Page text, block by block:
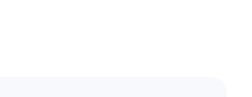
și accesorii din PVC pentru montaj și